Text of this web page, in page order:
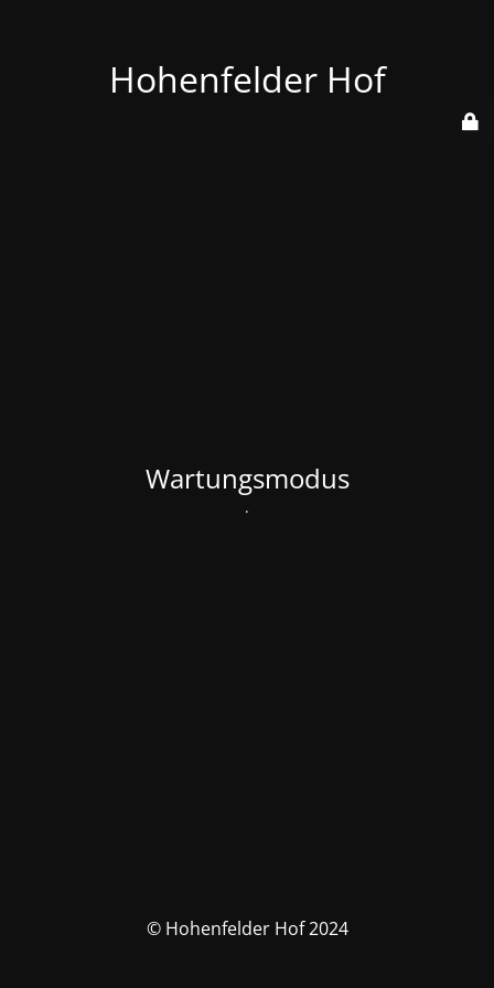
Hohenfelder Hof
Wartungsmodus
.
© Hohenfelder Hof 2024